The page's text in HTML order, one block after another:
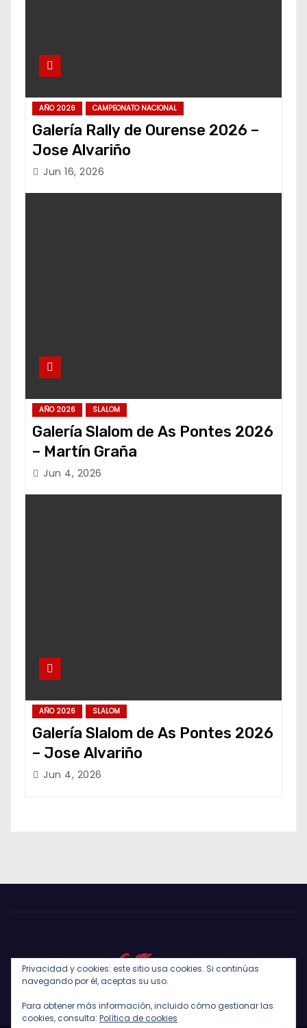
AÑO 2026 CAMPEONATO NACIONAL
Galería Rally de Ourense 2026 –
Jose Alvariño
Jun 16, 2026
AÑO 2026 SLALOM
Galería Slalom de As Pontes 2026
– Martín Graña
Jun 4, 2026
AÑO 2026 SLALOM
Galería Slalom de As Pontes 2026
– Jose Alvariño
Jun 4, 2026
Privacidad y cookies: este sitio usa cookies. Si continúas
navegando por él, aceptas su uso.
Para obtener más información, incluido cómo gestionar las
cookies, consulta: Política de cookies